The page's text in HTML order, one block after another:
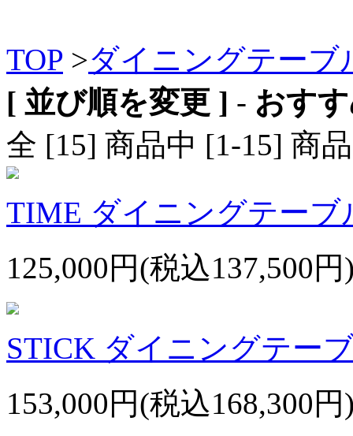
TOP >ダイニングテーブ
[ 並び順を変更 ] - おす
全 [15] 商品中 [1-15] 商
TIME ダイニングテーブ
125,000円(税込137,500円
STICK ダイニングテー
153,000円(税込168,300円